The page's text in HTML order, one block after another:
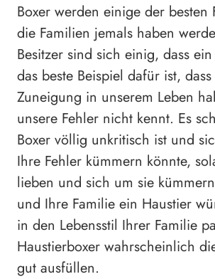
Boxer werden einige der besten
die Familien jemals haben
Besitzer sind sich einig, dass
das beste Beispiel dafür ist,
Zuneigung in unserem Leben
unsere Fehler nicht kennt. Es
Boxer völlig unkritisch ist und
Ihre Fehler kümmern könnte,
lieben und sich um sie
und Ihre Familie ein Haustier
in den Lebensstil Ihrer Familie
Haustierboxer wahrscheinlich
gut ausfüllen.